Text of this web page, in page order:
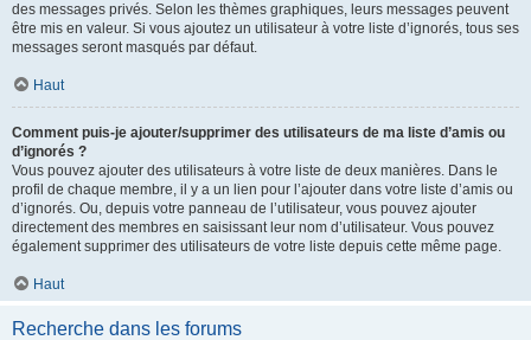
des messages privés. Selon les thèmes graphiques, leurs messages peuvent
être mis en valeur. Si vous ajoutez un utilisateur à votre liste d’ignorés, tous ses
messages seront masqués par défaut.
Haut
Comment puis-je ajouter/supprimer des utilisateurs de ma liste d’amis ou
d’ignorés ?
Vous pouvez ajouter des utilisateurs à votre liste de deux manières. Dans le
profil de chaque membre, il y a un lien pour l’ajouter dans votre liste d’amis ou
d’ignorés. Ou, depuis votre panneau de l’utilisateur, vous pouvez ajouter
directement des membres en saisissant leur nom d’utilisateur. Vous pouvez
également supprimer des utilisateurs de votre liste depuis cette même page.
Haut
Recherche dans les forums